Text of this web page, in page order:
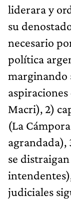
liderara y
su
necesario
política
marginando
Macri), 2)
(La
agrandada),
se
judiciales